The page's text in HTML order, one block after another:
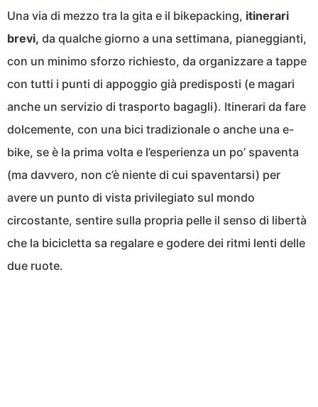
Una via di mezzo tra la gita e il bikepacking, itinerari
brevi, da qualche giorno a una settimana, pianeggianti,
con un minimo sforzo richiesto, da organizzare a tappe
con tutti i punti di appoggio già predisposti (e magari
anche un servizio di trasporto bagagli). Itinerari da fare
dolcemente, con una bici tradizionale o anche una e-
bike, se è la prima volta e l’esperienza un po’ spaventa
(ma davvero, non c’è niente di cui spaventarsi) per
avere un punto di vista privilegiato sul mondo
circostante, sentire sulla propria pelle il senso di libertà
che la bicicletta sa regalare e godere dei ritmi lenti delle
due ruote.